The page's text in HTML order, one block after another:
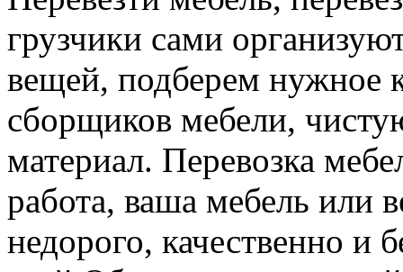
грузчики сами
вещей, подберем нужное
сборщиков мебели,
материал. Перевозка
работа, ваша мебель или
недорого, качественно и